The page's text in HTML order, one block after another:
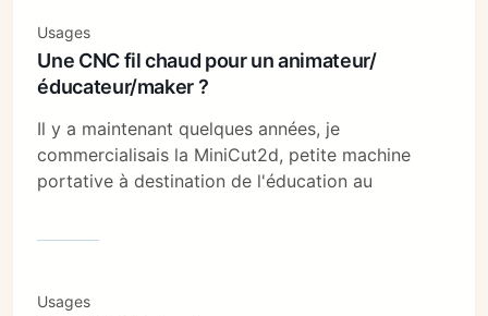
Usages
Une CNC fil chaud pour un animateur/
éducateur/maker ?
Il y a maintenant quelques années, je
commercialisais la MiniCut2d, petite machine
portative à destination de l'éducation au
Usages